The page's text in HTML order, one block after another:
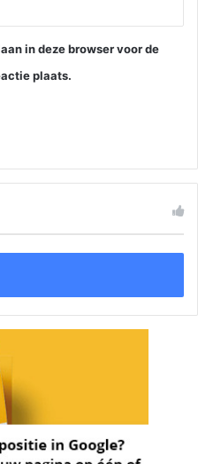
in deze browser voor de
plaats.